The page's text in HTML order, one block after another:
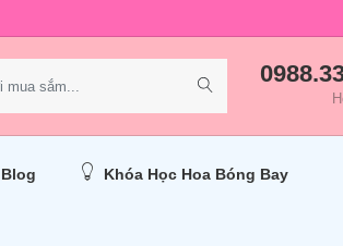
Blog Khóa Học Hoa Bóng Bay